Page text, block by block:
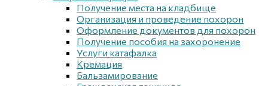
Получение места на кладбище
Организация и проведение похорон
Оформление документов для похорон
Получение пособия на захоронение
Услуги катафалка
Кремация
Бальзамирование